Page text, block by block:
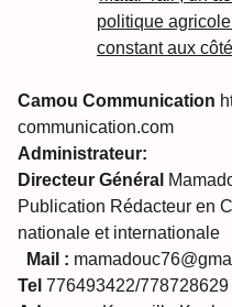
politique
constant aux
Camou Communication
communication.com
Administrateur:
Directeur Général
Publication Rédacteur en
nationale et internationale
Mail :
Tel 776493422/778728629